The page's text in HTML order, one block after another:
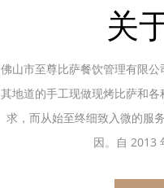
关
佛山市至尊比萨餐饮管理有限
其地道的手工现做现烤比萨和
求，而从始至终细致入微的服
因。自 2013